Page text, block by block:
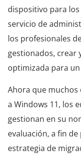
dispositivo para
servicio de
los profesionales
gestionados, crear
optimizada para
Ahora que
a Windows 11, los
gestionan en su
evaluación, a fin
estrategia de